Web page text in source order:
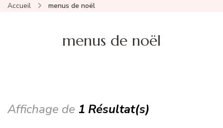
Accueil menus de noël
menus de noël
Affichage de 1 Résultat(s)